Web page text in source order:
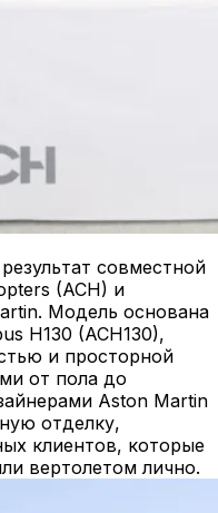
совместной
(ACH) и
Модель основана
H130 (ACH130),
и просторной
от пола до
Aston Martin
отделку,
клиентов, которые
вертолетом лично.